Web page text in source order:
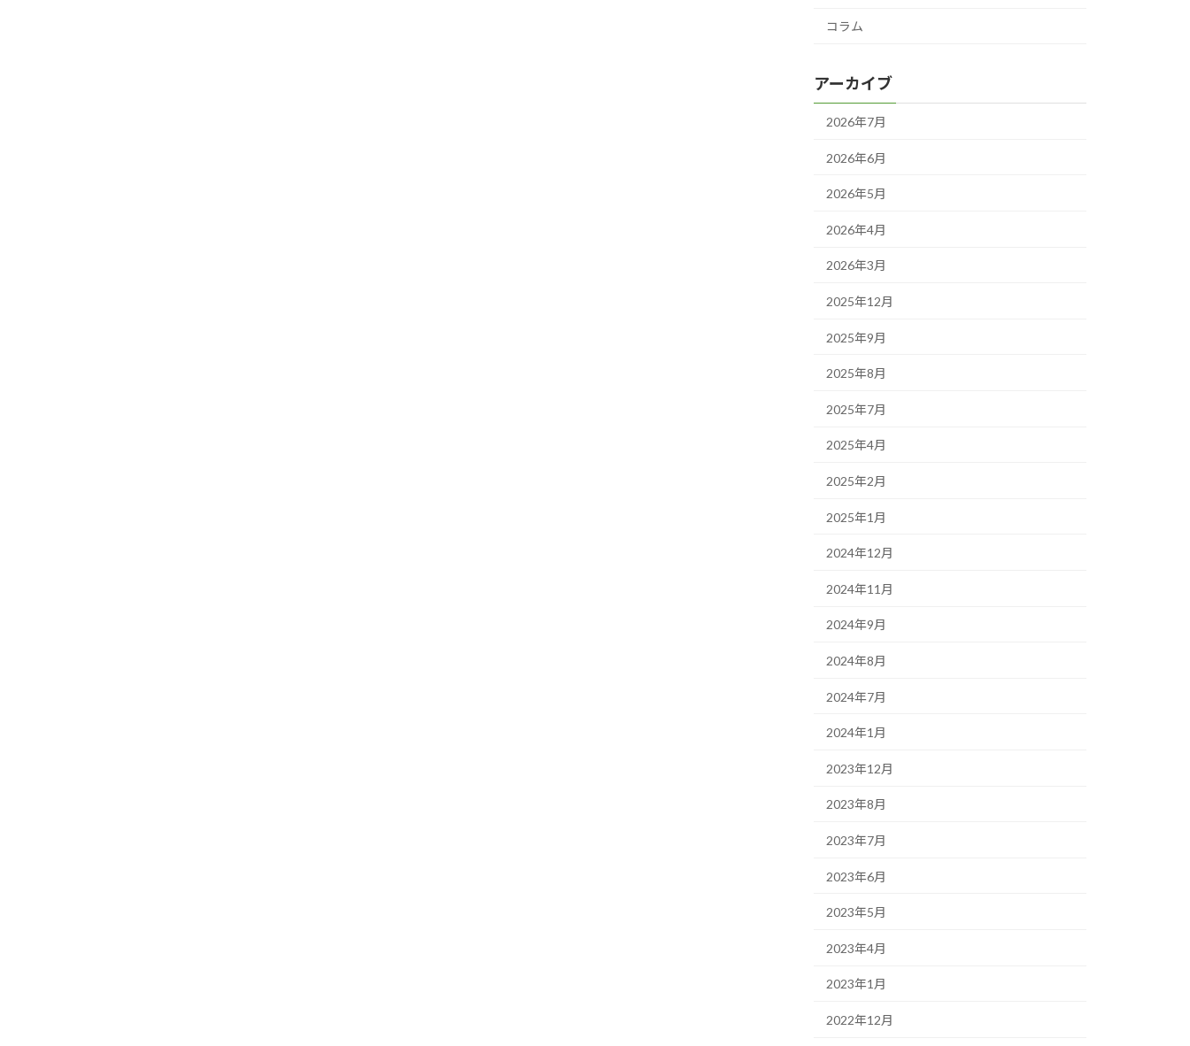
コラム
アーカイブ
2026年7月
2026年6月
2026年5月
2026年4月
2026年3月
2025年12月
2025年9月
2025年8月
2025年7月
2025年4月
2025年2月
2025年1月
2024年12月
2024年11月
2024年9月
2024年8月
2024年7月
2024年1月
2023年12月
2023年8月
2023年7月
2023年6月
2023年5月
2023年4月
2023年1月
2022年12月